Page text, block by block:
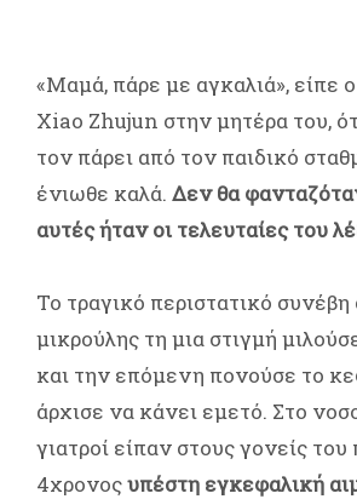
«Μαμά, πάρε με αγκαλιά», είπε
Xiao Zhujun στην μητέρα του,
τον πάρει από τον παιδικό
ένιωθε καλά. Δεν θα
αυτές ήταν οι τελευταίες του
Το τραγικό περιστατικό
μικρούλης τη μια στιγμή
και την επόμενη πονούσε το
άρχισε να κάνει εμετό. Στο
γιατροί είπαν στους γονείς του
4χρονοςυπέστη εγκεφαλική